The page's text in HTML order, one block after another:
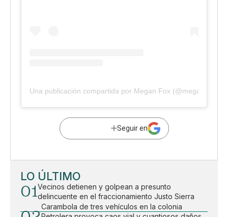
Una publicación compartida por Megan Fox (@meganfox)
Seguir en
LO ÚLTIMO
01Vecinos detienen y golpean a presunto
delincuente en el fraccionamiento Justo Sierra
Carambola de tres vehículos en la colonia